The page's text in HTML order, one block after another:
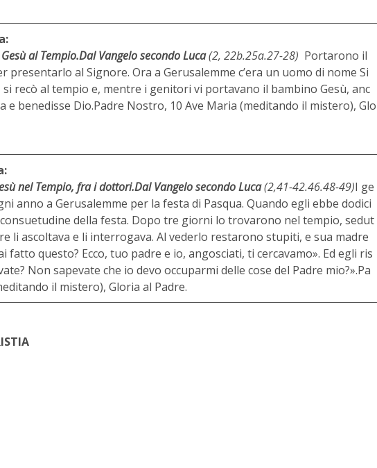
al Tempio.Dal Vangelo secondo Luca(2, 22b.25a.27-28) Portarono il
presentarlo al Signore. Ora a Gerusalemme c’era un uomo di nome Si
recò al tempio e, mentre i genitori vi portavano il bambino Gesù, anc
e benedisse Dio.Padre Nostro, 10 Ave Maria (meditando il mistero), Glo
nel Tempio, fra i dottori.Dal Vangelo secondo Luca(2,41-42.46.48-49)I ge
anno a Gerusalemme per la festa di Pasqua. Quando egli ebbe dodici
della festa. Dopo tre giorni lo trovarono nel tempio, sedut
li ascoltava e li interrogava. Al vederlo restarono stupiti, e sua madre
fatto questo? Ecco, tuo padre e io, angosciati, ti cercavamo». Ed egli ris
Non sapevate che io devo occuparmi delle cose del Padre mio?».Pa
il mistero), Gloria al Padre.